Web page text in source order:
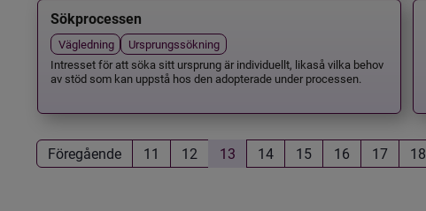
Sökprocessen
Vägledning
Ursprungssökning
Intresset för att söka sitt ursprung är individuellt, likaså vilka behov
av stöd som kan uppstå hos den adopterade under processen.
Föregående 11 12 13 14 15 16 17 18